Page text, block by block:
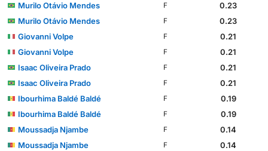
Murilo Otávio Mendes
F
0.23
Murilo Otávio Mendes
F
0.23
Giovanni Volpe
F
0.21
Giovanni Volpe
F
0.21
Isaac Oliveira Prado
F
0.21
Isaac Oliveira Prado
F
0.21
Ibourhima Baldé Baldé
F
0.19
Ibourhima Baldé Baldé
F
0.19
Moussadja Njambe
F
0.14
Moussadja Njambe
F
0.14